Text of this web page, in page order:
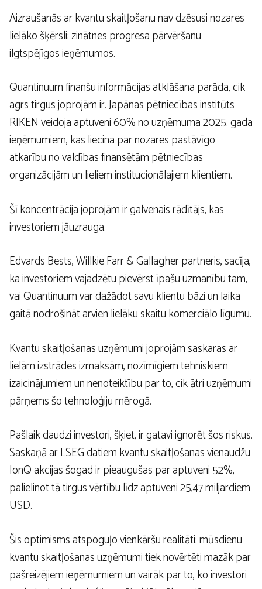
Aizraušanās ar kvantu skaitļošanu nav dzēsusi nozares
lielāko šķērsli: zinātnes progresa pārvēršanu
ilgtspējīgos ieņēmumos.
Quantinuum finanšu informācijas atklāšana parāda, cik
agrs tirgus joprojām ir. Japānas pētniecības institūts
RIKEN veidoja aptuveni 60% no uzņēmuma 2025. gada
ieņēmumiem, kas liecina par nozares pastāvīgo
atkarību no valdības finansētām pētniecības
organizācijām un lieliem institucionālajiem klientiem.
Šī koncentrācija joprojām ir galvenais rādītājs, kas
investoriem jāuzrauga.
Edvards Bests, Willkie Farr & Gallagher partneris, sacīja,
ka investoriem vajadzētu pievērst īpašu uzmanību tam,
vai Quantinuum var dažādot savu klientu bāzi un laika
gaitā nodrošināt arvien lielāku skaitu komerciālo līgumu.
Kvantu skaitļošanas uzņēmumi joprojām saskaras ar
lielām izstrādes izmaksām, nozīmīgiem tehniskiem
izaicinājumiem un nenoteiktību par to, cik ātri uzņēmumi
pārņems šo tehnoloģiju mērogā.
Pašlaik daudzi investori, šķiet, ir gatavi ignorēt šos riskus.
Saskaņā ar LSEG datiem kvantu skaitļošanas vienaudžu
IonQ akcijas šogad ir pieaugušas par aptuveni 52%,
palielinot tā tirgus vērtību līdz aptuveni 25,47 miljardiem
USD.
Šis optimisms atspoguļo vienkāršu realitāti: mūsdienu
kvantu skaitļošanas uzņēmumi tiek novērtēti mazāk par
pašreizējiem ieņēmumiem un vairāk par to, ko investori